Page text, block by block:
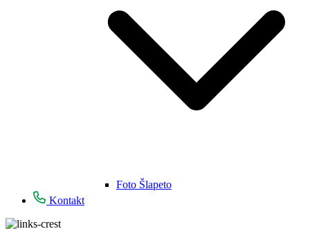
Foto Šlapeto
Kontakt